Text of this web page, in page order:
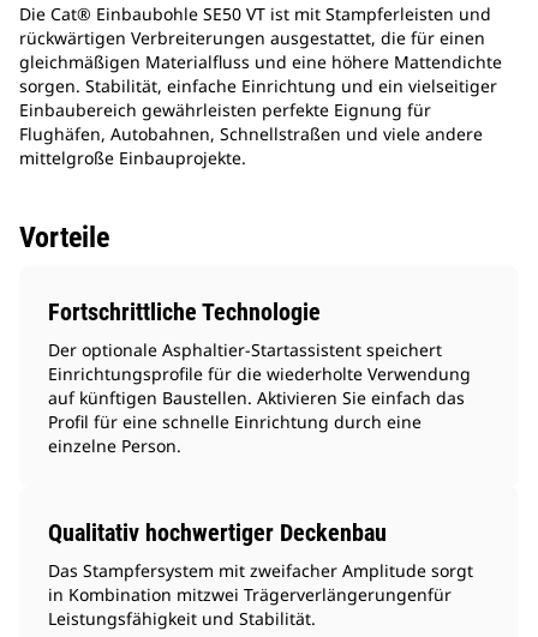
Die Cat® Einbaubohle SE50 VT ist mit Stampferleisten und
rückwärtigen Verbreiterungen ausgestattet, die für einen
gleichmäßigen Materialfluss und eine höhere Mattendichte
sorgen. Stabilität, einfache Einrichtung und ein vielseitiger
Einbaubereich gewährleisten perfekte Eignung für
Flughäfen, Autobahnen, Schnellstraßen und viele andere
mittelgroße Einbauprojekte.
Vorteile
Fortschrittliche Technologie
Der optionale Asphaltier-Startassistent speichert
Einrichtungsprofile für die wiederholte Verwendung
auf künftigen Baustellen. Aktivieren Sie einfach das
Profil für eine schnelle Einrichtung durch eine
einzelne Person.
Qualitativ hochwertiger Deckenbau
Das Stampfersystem mit zweifacher Amplitude sorgt
in Kombination mitzwei Trägerverlängerungenfür
Leistungsfähigkeit und Stabilität.